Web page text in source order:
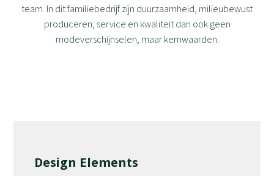
team. In dit familiebedrijf zijn duurzaamheid, milieubewust
produceren, service en kwaliteit dan ook geen
modeverschijnselen, maar kernwaarden.
Design Elements